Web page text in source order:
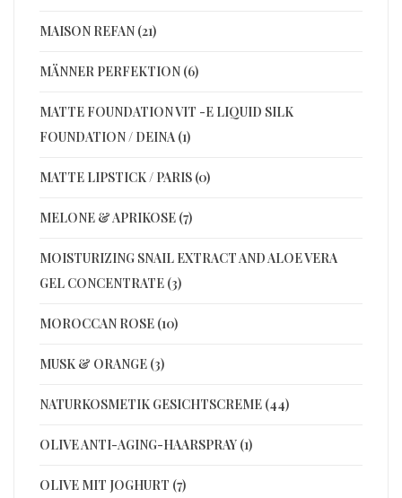
MAISON REFAN (21)
MÄNNER PERFEKTION (6)
MATTE FOUNDATION VIT -E LIQUID SILK
FOUNDATION / DEINA (1)
MATTE LIPSTICK / PARIS (0)
MELONE & APRIKOSE (7)
MOISTURIZING SNAIL EXTRACT AND ALOE VERA
GEL CONCENTRATE (3)
MOROCCAN ROSE (10)
MUSK & ORANGE (3)
NATURKOSMETIK GESICHTSCREME (44)
OLIVE ANTI-AGING-HAARSPRAY (1)
OLIVE MIT JOGHURT (7)